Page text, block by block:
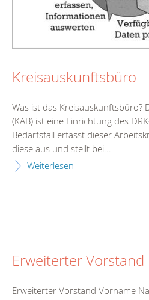
Kreisauskunftsbüro
Was ist das Kreisauskunftsbüro?
(KAB) ist eine Einrichtung des
Bedarfsfall erfasst dieser
diese aus und stellt bei...
Weiterlesen
Erweiterter Vorstand
Erweiterter Vorstand Vorname